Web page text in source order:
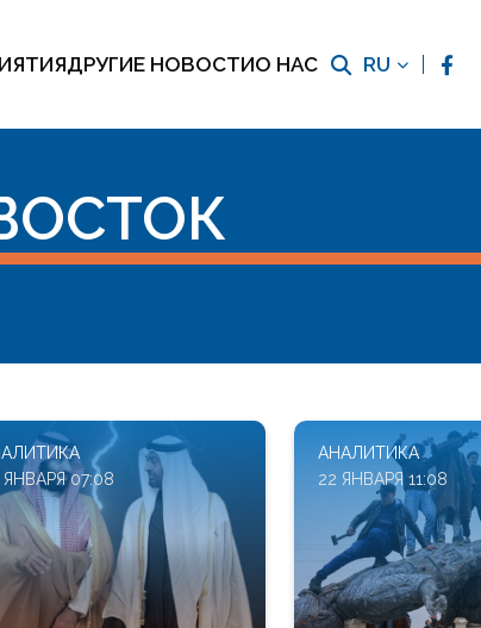
ДРУГИЕ НОВОСТИО НАС RU
ЯНВАРЯ 07:08
АНАЛИТИКА
22 ЯНВАРЯ 11:08